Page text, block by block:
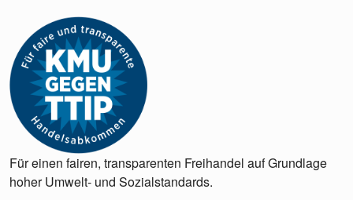
Für einen fairen, transparenten Freihandel auf Grundlage
hoher Umwelt- und Sozialstandards.